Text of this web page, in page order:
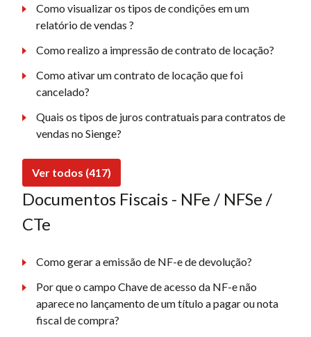
Como visualizar os tipos de condições em um
relatório de vendas ?
Como realizo a impressão de contrato de locação?
Como ativar um contrato de locação que foi
cancelado?
Quais os tipos de juros contratuais para contratos de
vendas no Sienge?
Ver todos (417)
Documentos Fiscais - NFe / NFSe /
CTe
Como gerar a emissão de NF-e de devolução?
Por que o campo Chave de acesso da NF-e não
aparece no lançamento de um título a pagar ou nota
fiscal de compra?